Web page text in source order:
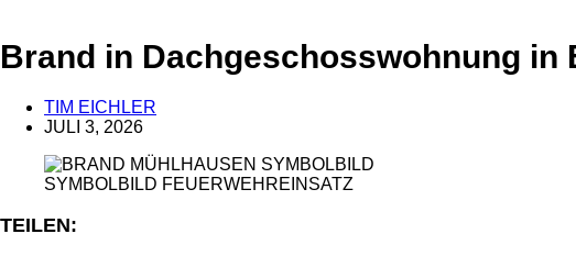
Brand in Dachgeschosswohnung in
TIM EICHLER
JULI 3, 2026
SYMBOLBILD FEUERWEHREINSATZ
TEILEN: